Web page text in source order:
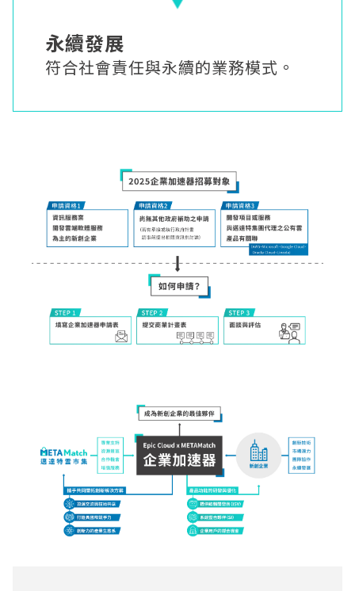
永續發展
符合社會責任與永續的業務模式。